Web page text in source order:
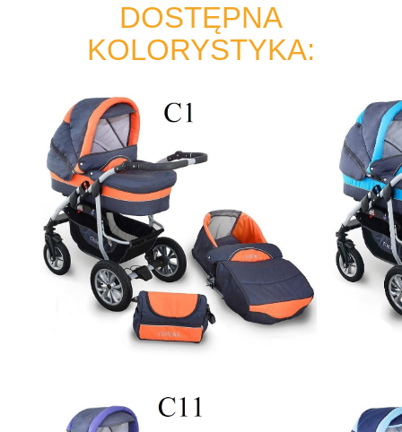
DOSTĘPNA
KOLORYSTYKA: